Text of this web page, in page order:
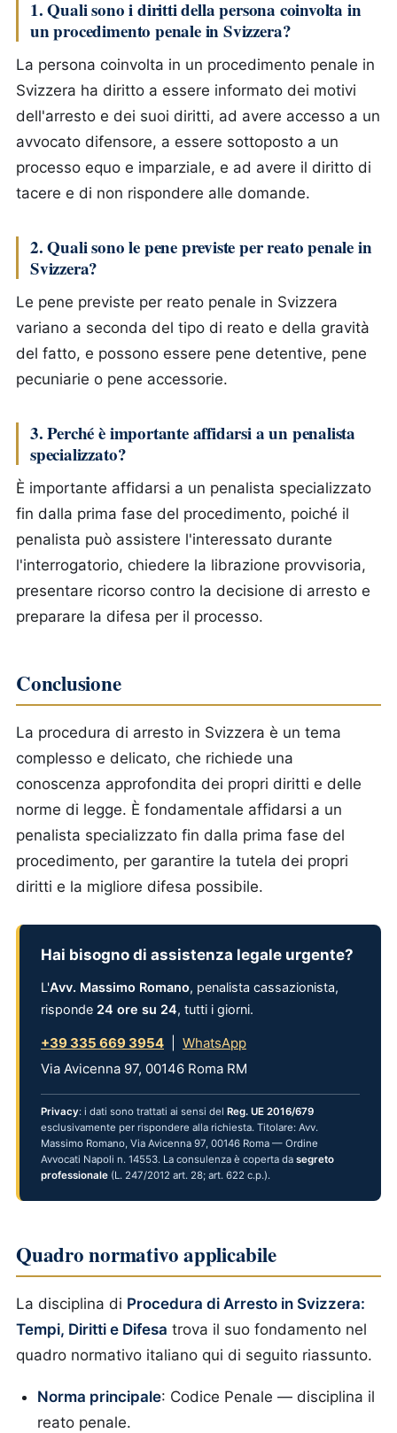
1. Quali sono i diritti della persona coinvolta in
un procedimento penale in Svizzera?
La persona coinvolta in un procedimento penale in
Svizzera ha diritto a essere informato dei motivi
dell'arresto e dei suoi diritti, ad avere accesso a un
avvocato difensore, a essere sottoposto a un
processo equo e imparziale, e ad avere il diritto di
tacere e di non rispondere alle domande.
2. Quali sono le pene previste per reato penale in
Svizzera?
Le pene previste per reato penale in Svizzera
variano a seconda del tipo di reato e della gravità
del fatto, e possono essere pene detentive, pene
pecuniarie o pene accessorie.
3. Perché è importante affidarsi a un penalista
specializzato?
È importante affidarsi a un penalista specializzato
fin dalla prima fase del procedimento, poiché il
penalista può assistere l'interessato durante
l'interrogatorio, chiedere la librazione provvisoria,
presentare ricorso contro la decisione di arresto e
preparare la difesa per il processo.
Conclusione
La procedura di arresto in Svizzera è un tema
complesso e delicato, che richiede una
conoscenza approfondita dei propri diritti e delle
norme di legge. È fondamentale affidarsi a un
penalista specializzato fin dalla prima fase del
procedimento, per garantire la tutela dei propri
diritti e la migliore difesa possibile.
Hai bisogno di assistenza legale urgente?
L'Avv. Massimo Romano, penalista cassazionista,
risponde 24 ore su 24, tutti i giorni.
+39 335 669 3954
WhatsApp
Via Avicenna 97, 00146 Roma RM
Privacy: i dati sono trattati ai sensi del Reg. UE 2016/679
esclusivamente per rispondere alla richiesta. Titolare: Avv.
Massimo Romano, Via Avicenna 97, 00146 Roma — Ordine
Avvocati Napoli n. 14553. La consulenza è coperta da segreto
professionale (L. 247/2012 art. 28; art. 622 c.p.).
Quadro normativo applicabile
La disciplina di Procedura di Arresto in Svizzera:
Tempi, Diritti e Difesa trova il suo fondamento nel
quadro normativo italiano qui di seguito riassunto.
Norma principale: Codice Penale — disciplina il
reato penale.